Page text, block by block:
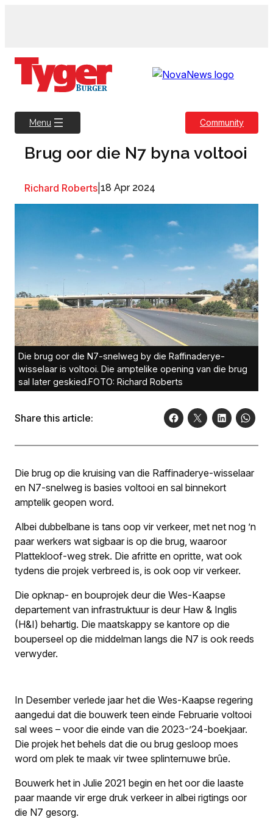
Menu Community
Brug oor die N7 byna voltooi
Richard Roberts 18 Apr 2024
Die brug oor die N7-snelweg by die Raffinaderye-
wisselaar is voltooi. Die amptelike opening van die brug
sal later geskied.FOTO: Richard Roberts
Share this article:
Die brug op die kruising van die Raffinaderye-wisselaar
en N7-snelweg is basies voltooi en sal binnekort
amptelik geopen word.
Albei dubbelbane is tans oop vir verkeer, met net nog ’n
paar werkers wat sigbaar is op die brug, waaroor
Plattekloof-weg strek. Die afritte en opritte, wat ook
tydens die projek verbreed is, is ook oop vir verkeer.
Die opknap- en bouprojek deur die Wes-Kaapse
departement van infrastruktuur is deur Haw & Inglis
(H&I) behartig. Die maatskappy se kantore op die
bouperseel op die middelman langs die N7 is ook reeds
verwyder.
In Desember verlede jaar het die Wes-Kaapse regering
aangedui dat die bouwerk teen einde Februarie voltooi
sal wees – voor die einde van die 2023-’24-boekjaar.
Die projek het behels dat die ou brug gesloop moes
word om plek te maak vir twee splinternuwe brûe.
Bouwerk het in Julie 2021 begin en het oor die laaste
paar maande vir erge druk verkeer in albei rigtings oor
die N7 gesorg.